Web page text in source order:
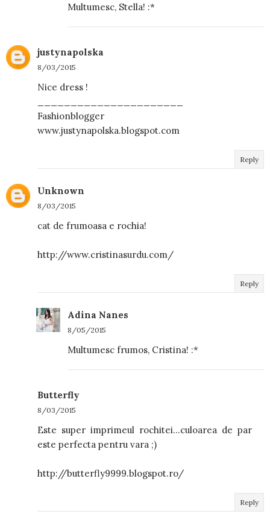
Multumesc, Stella! :*
justynapolska
8/03/2015
Nice dress !
Fashionblogger
www.justynapolska.blogspot.com
Reply
Unknown
8/03/2015
cat de frumoasa e rochia!
http://www.cristinasurdu.com/
Reply
Adina Nanes
8/05/2015
Multumesc frumos, Cristina! :*
Butterfly
8/03/2015
Este super imprimeul rochitei...culoarea de par
este perfecta pentru vara ;)
http://butterfly9999.blogspot.ro/
Reply